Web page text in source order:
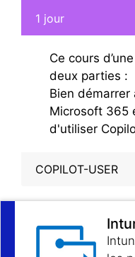
1 jour
Ce cours
deux parties :
Bien démarrer
Microsoft 365
d'utiliser
La première
examine
Copilot dans
Microsoft 365,
pratiques
COPILOT-USER